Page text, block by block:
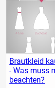
Brautkleid
- Was muss
beachten?